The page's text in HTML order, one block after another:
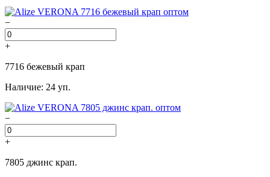
−
+
7716 бежевый крап
Наличие: 24 уп.
−
+
7805 джинс крап.